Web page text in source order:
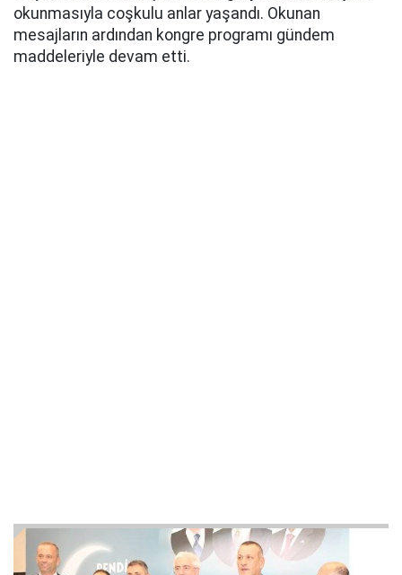
okunmasıyla coşkulu anlar yaşandı. Okunan
mesajların ardından kongre programı gündem
maddeleriyle devam etti.